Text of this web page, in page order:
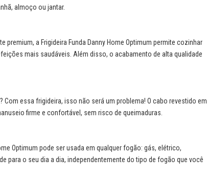
almoço ou jantar.
a Frigideira Funda Danny Home Optimum permite cozinhar
mais saudáveis. Além disso, o acabamento de alta qualidade
essa frigideira, isso não será um problema! O cabo revestido em
firme e confortável, sem risco de queimaduras.
Optimum pode ser usada em qualquer fogão: gás, elétrico,
para o seu dia a dia, independentemente do tipo de fogão que você